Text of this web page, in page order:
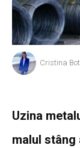
Cristina
Uzina
malul stâng